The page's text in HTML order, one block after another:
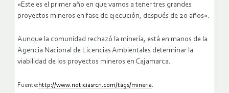
«Este es el primer año en que vamos a tener tres grandes
proyectos mineros en fase de ejecución, después de 20 años».
Aunque la comunidad rechazó la minería, está en manos de la
Agencia Nacional de Licencias Ambientales determinar la
viabilidad de los proyectos mineros en Cajamarca.
Fuente: http://www.noticiasrcn.com/tags/mineria.